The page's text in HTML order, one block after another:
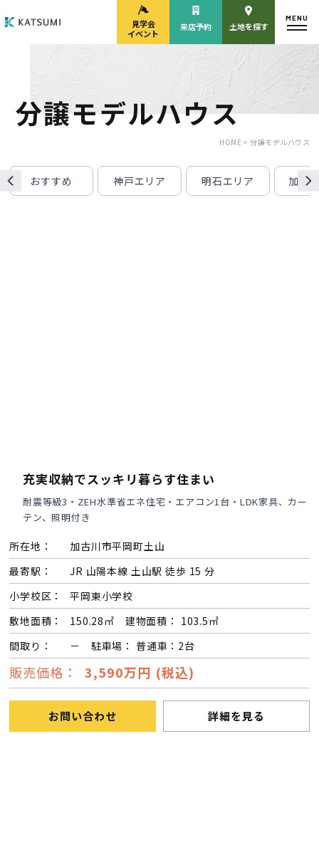
モデルハウス
来場予約
見学会・
イベント来場予約
手間ひまかけた家づくり
KATSUMIの標準仕様 和暮-なごみ-
素材とデザイン
耐震性能+制震性能
断熱・気密性能と快適性
長期優良住宅
見学会
イベント
来店予約 土地を探す
MENU
分譲モデルハウス
HOME >分譲モデルハウス
おすすめ 神戸エリア 明石エリア 加古
充実収納でスッキリ暮らす住まい
耐震等級3・ZEH水準省エネ住宅・エアコン1台・LDK家具、カー
テン、照明付き
所在地：
加古川市平岡町土山
最寄駅：
JR 山陽本線 土山駅 徒歩 15 分
小学校区：
平岡東小学校
敷地面積：
150.28㎡ 建物面積： 103.5㎡
間取り：
－ 駐車場： 普通車：2台
販売価格： 3,590万円 (税込)
お問い合わせ 詳細を見る